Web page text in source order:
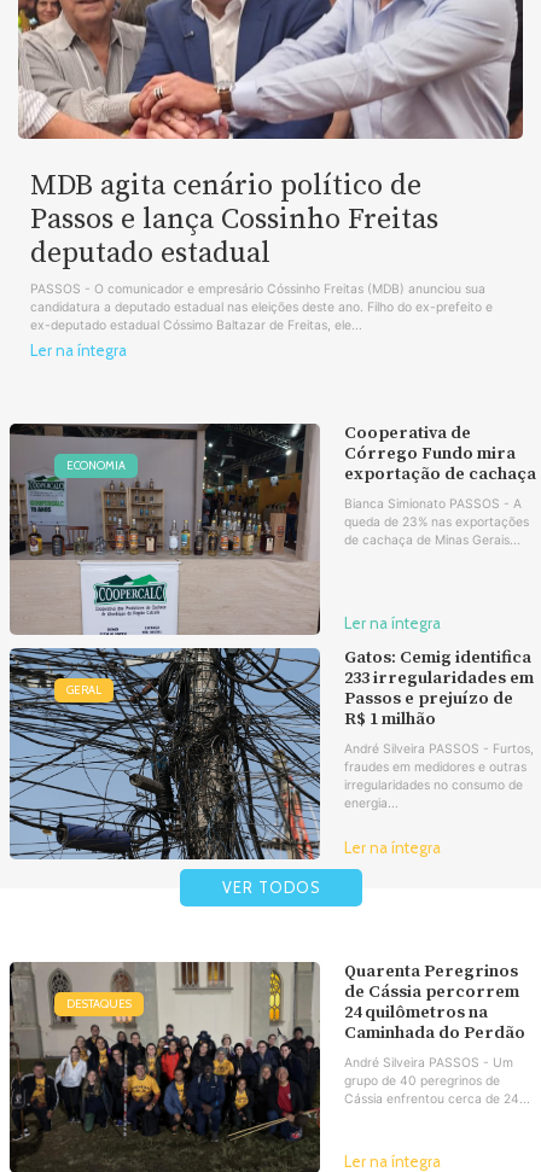
MDB agita cenário político de
Passos e lança Cossinho Freitas
deputado estadual
PASSOS - O comunicador e empresário Cóssinho Freitas (MDB) anunciou sua
candidatura a deputado estadual nas eleições deste ano. Filho do ex-prefeito e
ex-deputado estadual Cóssimo Baltazar de Freitas, ele...
Ler na íntegra
ECONOMIA
Cooperativa de
Córrego Fundo mira
exportação de cachaça
Bianca Simionato PASSOS - A
queda de 23% nas exportações
de cachaça de Minas Gerais...
Ler na íntegra
GERAL
Gatos: Cemig identifica
233 irregularidades em
Passos e prejuízo de
R$ 1 milhão
André Silveira PASSOS - Furtos,
fraudes em medidores e outras
irregularidades no consumo de
energia...
Ler na íntegra
VER TODOS
DESTAQUES
Quarenta Peregrinos
de Cássia percorrem
24 quilômetros na
Caminhada do Perdão
André Silveira PASSOS - Um
grupo de 40 peregrinos de
Cássia enfrentou cerca de 24...
Ler na íntegra